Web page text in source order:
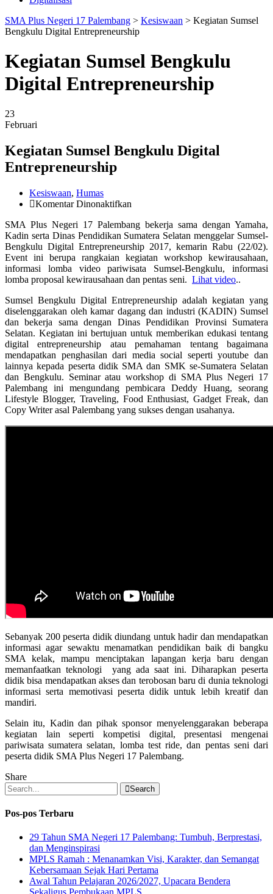
SMA Plus Negeri 17 Palembang > Kesiswaan > Kegiatan Sumsel
Bengkulu Digital Entrepreneurship
Kegiatan Sumsel Bengkulu
Digital Entrepreneurship
23
Februari
Kegiatan Sumsel Bengkulu Digital
Entrepreneurship
Kesiswaan, Humas
Komentar Dinonaktifkan
Sumsel
Bengkulu
Digital
Entrepreneurship
SMA Plus Negeri 17 Palembang bekerja sama dengan Yamaha,
Kadin serta Dinas Pendidikan Sumatera Selatan menggelar Sumsel-
Bengkulu Digital Entrepreneurship 2017, kemarin Rabu (22/02).
Event ini berupa rangkaian kegiatan workshop kewirausahaan,
informasi lomba video pariwisata Sumsel-Bengkulu, informasi
lomba proposal kewirausahaan dan pentas seni. Lihat video..
Sumsel Bengkulu Digital Entrepreneurship adalah kegiatan yang
diselenggarakan oleh kamar dagang dan industri (KADIN) Sumsel
dan bekerja sama dengan Dinas Pendidikan Provinsi Sumatera
Selatan. Kegiatan ini bertujuan untuk memberikan edukasi tentang
digital entrepreneurship atau pemahaman tentang bagaimana
mendapatkan penghasilan dari media social seperti youtube dan
lainnya kepada peserta didik SMA dan SMK se-Sumatera Selatan
dan Bengkulu. Seminar atau workshop di SMA Plus Negeri 17
Palembang ini mengundang pembicara Deddy Huang, seorang
Lifestyle Blogger, Traveling, Food Enthusiast, Gadget Freak, dan
Copy Writer asal Palembang yang sukses dengan usahanya.
Sebanyak 200 peserta didik diundang untuk hadir dan mendapatkan
informasi agar sewaktu menamatkan pendidikan baik di bangku
SMA kelak, mampu menciptakan lapangan kerja baru dengan
memanfaatkan teknologi yang ada saat ini. Diharapkan peserta
didik bisa mendapatkan akses dan terobosan baru di dunia teknologi
informasi serta memotivasi peserta didik untuk lebih kreatif dan
mandiri.
Selain itu, Kadin dan pihak sponsor menyelenggarakan beberapa
kegiatan lain seperti kompetisi digital, presentasi mengenai
pariwisata sumatera selatan, lomba test ride, dan pentas seni dari
peserta didik SMA Plus Negeri 17 Palembang.
Share
Search
Pos-pos Terbaru
29 Tahun SMA Negeri 17 Palembang: Tumbuh, Berprestasi,
dan Menginspirasi
MPLS Ramah : Menanamkan Visi, Karakter, dan Semangat
Kebersamaan Sejak Hari Pertama
Awal Tahun Pelajaran 2026/2027, Upacara Bendera